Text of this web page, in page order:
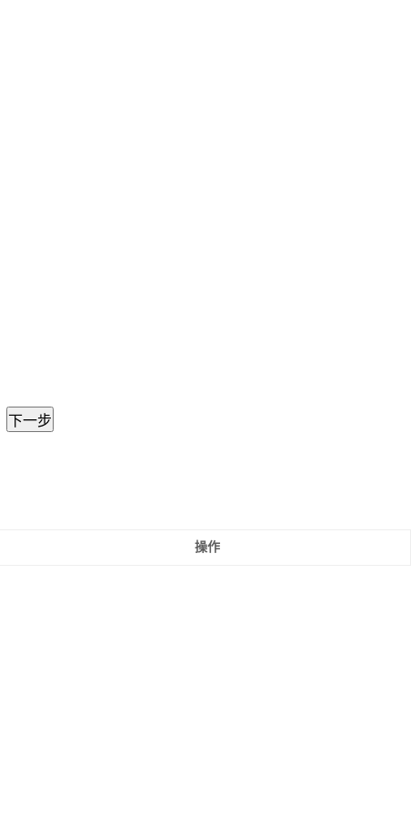
下一步
操作